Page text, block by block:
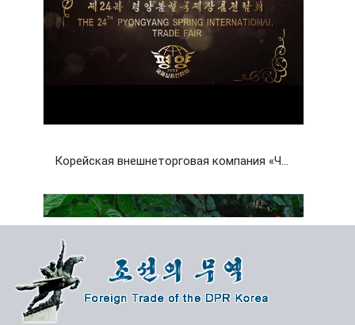
Корейская внешнеторговая компания «Чансу»